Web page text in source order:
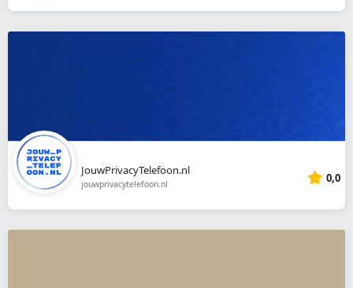
JouwPrivacyTelefoon.nl
jouwprivacytelefoon.nl 0,0